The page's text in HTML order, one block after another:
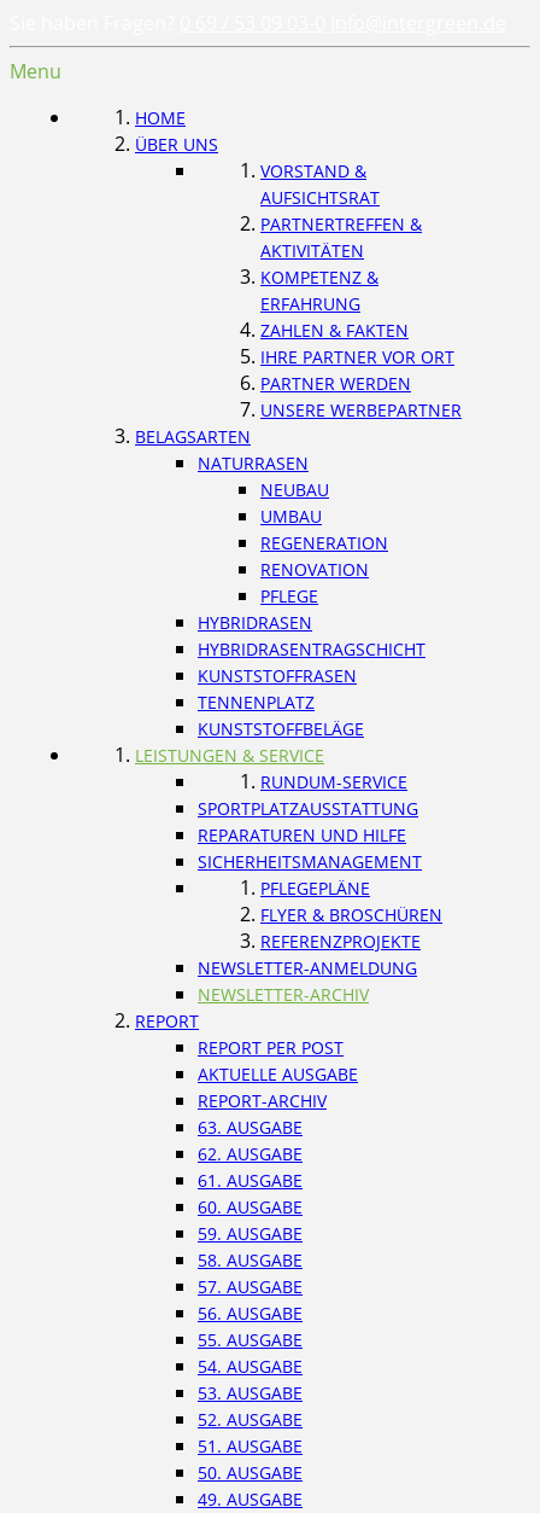
Menu
HOME
ÜBER UNS
VORSTAND &
AUFSICHTSRAT
PARTNERTREFFEN &
AKTIVITÄTEN
KOMPETENZ &
ERFAHRUNG
ZAHLEN & FAKTEN
IHRE PARTNER VOR ORT
PARTNER WERDEN
UNSERE WERBEPARTNER
BELAGSARTEN
NATURRASEN
NEUBAU
UMBAU
REGENERATION
RENOVATION
PFLEGE
HYBRIDRASEN
HYBRIDRASENTRAGSCHICHT
KUNSTSTOFFRASEN
TENNENPLATZ
KUNSTSTOFFBELÄGE
LEISTUNGEN & SERVICE
RUNDUM-SERVICE
SPORTPLATZAUSSTATTUNG
REPARATUREN UND HILFE
SICHERHEITSMANAGEMENT
PFLEGEPLÄNE
FLYER & BROSCHÜREN
REFERENZPROJEKTE
NEWSLETTER-ANMELDUNG
NEWSLETTER-ARCHIV
REPORT
REPORT PER POST
AKTUELLE AUSGABE
REPORT-ARCHIV
63. AUSGABE
62. AUSGABE
61. AUSGABE
60. AUSGABE
59. AUSGABE
58. AUSGABE
57. AUSGABE
56. AUSGABE
55. AUSGABE
54. AUSGABE
53. AUSGABE
52. AUSGABE
51. AUSGABE
50. AUSGABE
49. AUSGABE